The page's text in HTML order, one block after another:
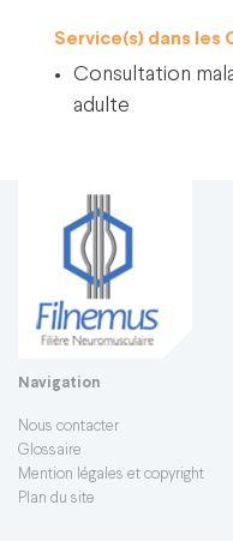
Service(s) dans les
Consultation
adulte
Navigation
Nous contacter
Glossaire
Mention légales et copyright
Plan du site